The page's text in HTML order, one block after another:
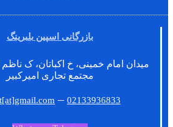
بازرگانی اسپین بلبرینگ
میدان امام خمینی، خ اکباتان، ک ناظم
مجتمع تجاری امیرکبیر
–02133936833